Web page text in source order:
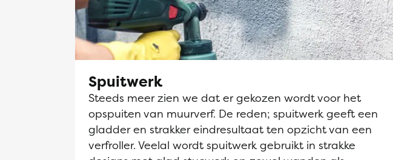
Spuitwerk
Steeds meer zien we dat er gekozen wordt voor het
opspuiten van muurverf. De reden; spuitwerk geeft een
gladder en strakker eindresultaat ten opzicht van een
verfroller. Veelal wordt spuitwerk gebruikt in strakke